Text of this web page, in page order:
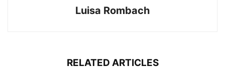
Luisa Rombach
RELATED ARTICLES